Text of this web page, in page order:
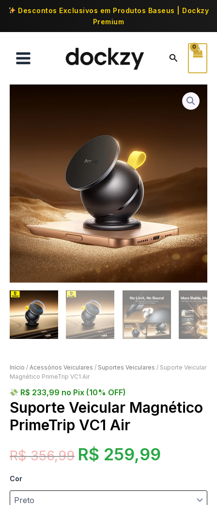
Descontos Exclusivos em Produtos Baseus | Dockzy
Premium
Início / Acessórios Veiculares / Suportes Veiculares / Suporte Veicular
Magnético PrimeTrip VC1 Air
R$ 233,99 no Pix (10% OFF)
Suporte Veicular Magnético
PrimeTrip VC1 Air
R$356,99 R$ 259,99
Cor